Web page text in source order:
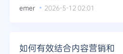
emer 2026-5-12 02:01
如何有效结合内容营销和